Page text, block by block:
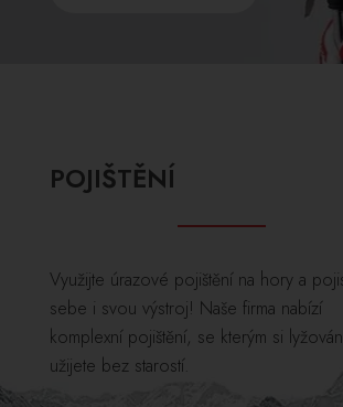
POJIŠTĚNÍ
Využijte úrazové pojištění na hory a
sebe i svou výstroj! Naše firma nabízí
komplexní pojištění, se kterým si
užijete bez starostí.